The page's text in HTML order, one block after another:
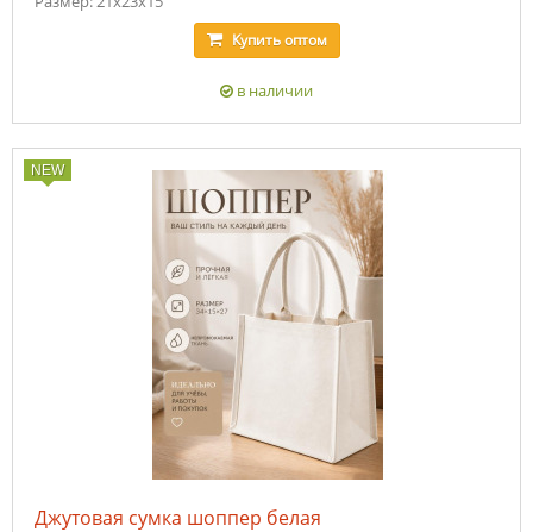
Купитьоптом
в наличии
NEW
Джутовая сумка шоппер белая